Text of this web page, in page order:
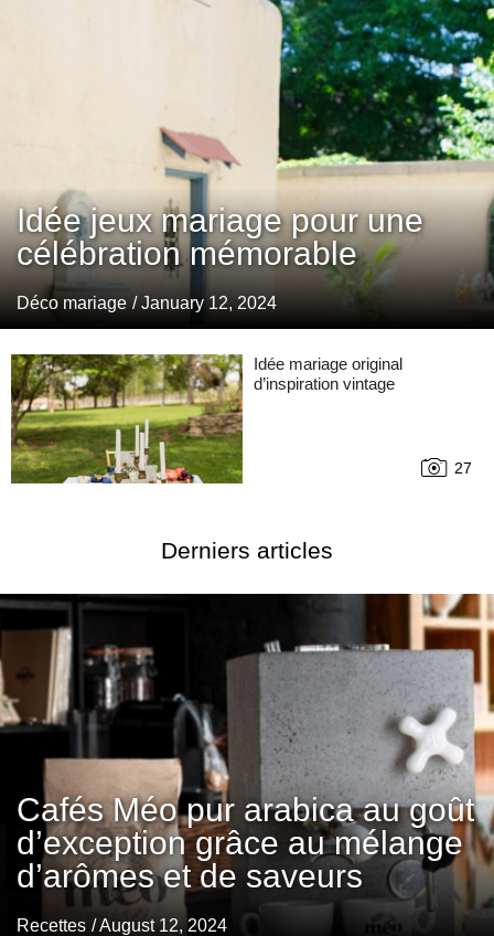
Idée jeux mariage pour une
célébration mémorable
Déco mariage / January 12, 2024
Idée mariage original
d’inspiration vintage
27
Derniers articles
Cafés Méo pur arabica au goût
d’exception grâce au mélange
d’arômes et de saveurs
Recettes / August 12, 2024